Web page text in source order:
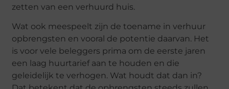
zetten van een verhuurd huis.
Wat ook meespeelt zijn de toename in verhuur
opbrengsten en vooral de potentie daarvan. Het
is voor vele beleggers prima om de eerste jaren
een laag huurtarief aan te houden en die
geleidelijk te verhogen. Wat houdt dat dan in?